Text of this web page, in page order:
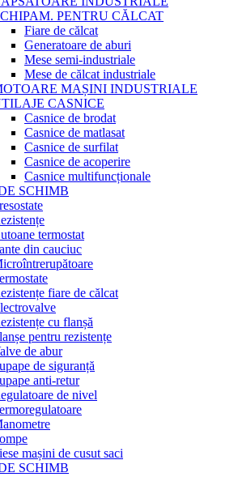
PENTRU CĂLCAT
Fiare de călcat
Generatoare de aburi
Mese semi-industriale
Mese de călcat industriale
MAȘINI INDUSTRIALE
CASNICE
Casnice de brodat
Casnice de matlasat
Casnice de surfilat
Casnice de acoperire
Casnice multifuncționale
SCHIMB
termostat
din cauciuc
fiare de călcat
cu flanșă
pentru rezistențe
de abur
de siguranță
anti-retur
de nivel
mașini de cusut saci
SCHIMB